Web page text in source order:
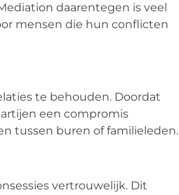
daarentegen is veel
mensen die hun conflicten
te behouden. Doordat
een compromis
tussen buren of familieleden.
vertrouwelijk. Dit